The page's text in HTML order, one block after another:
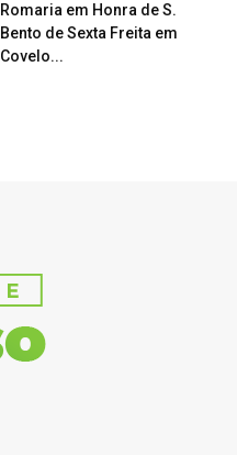
Romaria em Honra de S.
Bento de Sexta Freita em
Covelo...